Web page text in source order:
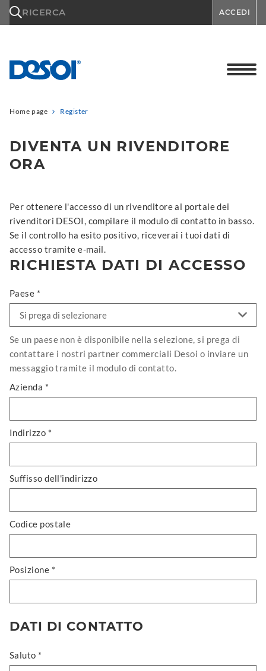
RICERCA ACCEDI
Home page Register
DIVENTA UN RIVENDITORE
ORA
Per ottenere l'accesso di un rivenditore al portale dei
rivenditori DESOI, compilare il modulo di contatto in basso.
Se il controllo ha esito positivo, riceverai i tuoi dati di
accesso tramite e-mail.
RICHIESTA DATI DI ACCESSO
Paese *
Se un paese non è disponibile nella selezione, si prega di
contattare i nostri partner commerciali Desoi o inviare un
messaggio tramite il modulo di contatto.
Azienda *
Indirizzo *
Suffisso dell'indirizzo
Codice postale
Posizione *
DATI DI CONTATTO
Saluto *